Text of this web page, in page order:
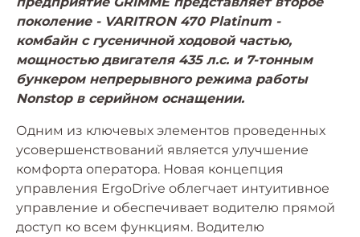
поколение - VARITRON 470 Platinum -
комбайн с гусеничной ходовой частью,
мощностью двигателя 435 л.с. и 7-тонным
бункером непрерывного режима работы
Nonstop в серийном оснащении.
Одним из ключевых элементов проведенных
усовершенствований является улучшение
комфорта оператора. Новая концепция
управления ErgoDrive облегчает интуитивное
управление и обеспечивает водителю прямой
доступ ко всем функциям. Водителю